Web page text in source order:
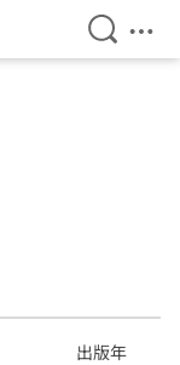
検索を
メ
出版年